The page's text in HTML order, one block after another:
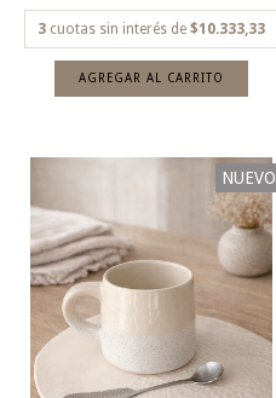
3 cuotas sin interés de$10.333,33
NUEVO